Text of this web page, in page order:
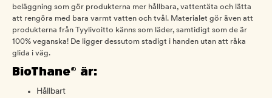
beläggning som gör produkterna mer hållbara, vattentäta och lätta
att rengöra med bara varmt vatten och tvål. Materialet gör även att
produkterna från Tyylivoitto känns som läder, samtidigt som de är
100% veganska! De ligger dessutom stadigt i handen utan att råka
glida i väg.
BioThane® är:
Hållbart